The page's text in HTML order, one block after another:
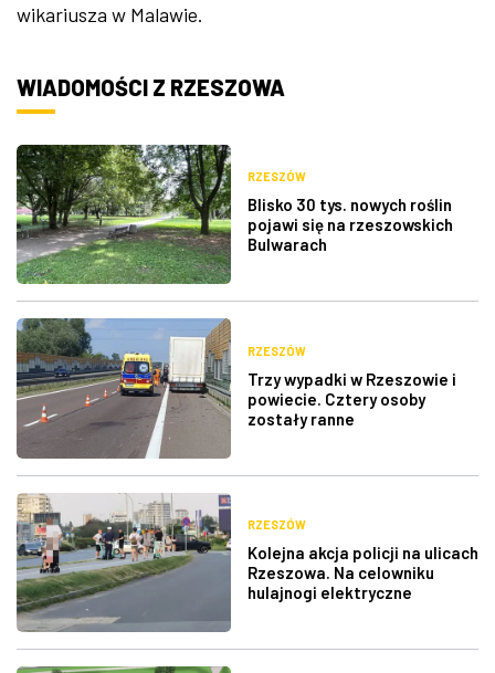
wikariusza w Malawie.
WIADOMOŚCI Z RZESZOWA
RZESZÓW
Blisko 30 tys. nowych roślin
pojawi się na rzeszowskich
Bulwarach
RZESZÓW
Trzy wypadki w Rzeszowie i
powiecie. Cztery osoby
zostały ranne
RZESZÓW
Kolejna akcja policji na ulicach
Rzeszowa. Na celowniku
hulajnogi elektryczne